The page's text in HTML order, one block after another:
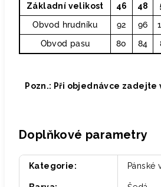
Základní velikost 46 48
Obvod hrudníku
92 96
Obvod pasu
80 84
Pozn.: Při objednávce zadejte
Doplňkové parametry
Kategorie: Pánské